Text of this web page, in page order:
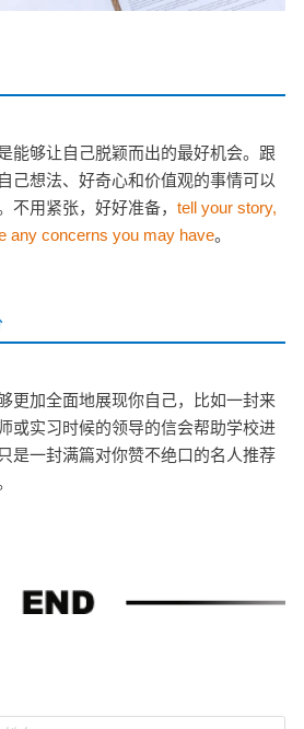
能够让自己脱颖而出的最好机会。 跟
己想法、好奇心和价值观的事情可以
不用紧张，好好准备， tell your story,
any concerns you may have。
更加全面地展现你自己，比如一封来
或实习时候的领导的信会帮助学校进
是一封满篇对你赞不绝口的名人推荐